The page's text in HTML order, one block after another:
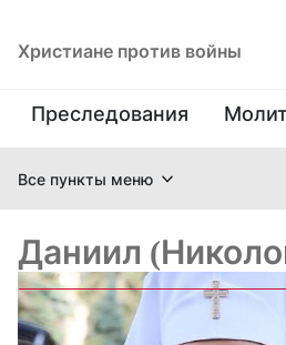
Христиане против войны
Преследования
Все пункты меню
Даниил